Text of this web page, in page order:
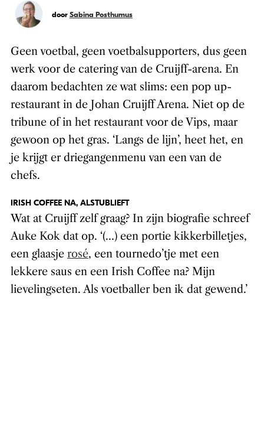
door Sabina Posthumus
Geen voetbal, geen voetbalsupporters, dus geen
werk voor de catering van de Cruijff-arena. En
daarom bedachten ze wat slims: een pop up-
restaurant in de Johan Cruijff Arena. Niet op de
tribune of in het restaurant voor de Vips, maar
gewoon op het gras. ‘Langs de lijn’, heet het, en
je krijgt er driegangenmenu van een van de
chefs.
IRISH COFFEE NA, ALSTUBLIEFT
Wat at Cruijff zelf graag? In zijn biografie schreef
Auke Kok dat op. ‘(…) een portie kikkerbilletjes,
een glaasje rosé, een tournedo’tje met een
lekkere saus en een Irish Coffee na? Mijn
lievelingseten. Als voetballer ben ik dat gewend.’